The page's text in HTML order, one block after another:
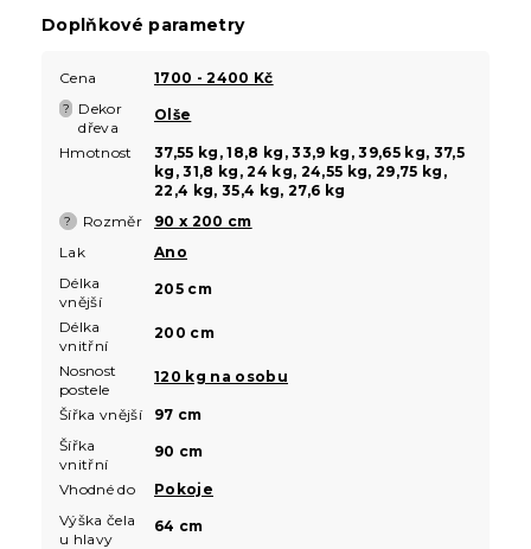
Doplňkové parametry
Cena 1700 - 2400 Kč
?
Dekor
dřeva
Olše
Hmotnost
37,55 kg, 18,8 kg, 33,9 kg, 39,65 kg, 37,5
kg, 31,8 kg, 24 kg, 24,55 kg, 29,75 kg,
22,4 kg, 35,4 kg, 27,6 kg
? Rozměr
90 x 200 cm
Lak
Ano
Délka
vnější
205 cm
Délka
vnitřní
200 cm
Nosnost
postele
120 kg na osobu
Šířka vnější
97 cm
Šířka
vnitřní
90 cm
Vhodné do
Pokoje
Výška čela
u hlavy
64 cm